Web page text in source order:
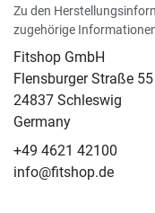
Zu den
zugehörige
Fitshop GmbH
Flensburger Straße 55
24837 Schleswig
Germany
+49 4621 42100
info@fitshop.de